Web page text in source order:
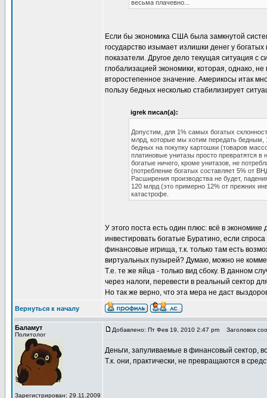
весьма плачевно...
Если бы экономика США была замкнутой
государство изымает излишки денег у
показатели. Другое дело текущая ситуация с
глобализацией экономики, которая, однако,
второстепенное значение. Америкосы итак
пользу бедных несколько стабилизирует
igrek писал(а):
Допустим, для 1% самых богатых
млрд, которые мы хотим передать бедным,
бедных на покупку картошки (товаров
платиновые унитазы просто превратятся
богатые ничего, кроме унитазов, не
(потребление богатых составляет 5% от
Расширения производства не будет,
120 млрд (это примерно 12% от прежних
катастрофе.
У этого поста есть один плюс: всё в
инвестировать богатые Буратино, если
финансовые игрища, т.к. только там есть
виртуальных пузырей? Думаю, можно не
Т.е. те же яйца - только вид сбоку. В данном
через налоги, перевести в реальный сектор
Но так же верно, что эта мера не даст
Вернуться к началу
Баламут
Политолог
Зарегистрирован: 29.11.2009
Добавлено: Пт Фев 19, 2010 2:47 pm Заголовок
Деньги, запуливаемые в финансовый сектор,
Т.к. они, практически, не превращаются в